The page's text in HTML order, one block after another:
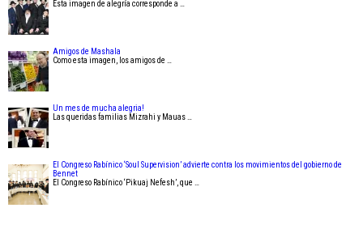
Esta imagen de alegría corresponde a …
Amigos de Mashala
Como esta imagen, los amigos de …
Un mes de mucha alegria!
Las queridas familias Mizrahi y Mauas …
El Congreso Rabínico ‘Soul Supervision’ advierte contra los movimientos del gobierno de
Bennet
El Congreso Rabínico ‘Pikuaj Nefesh’, que …